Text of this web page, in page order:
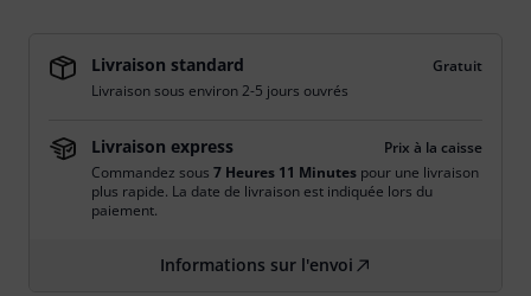
Livraison standard
Gratuit
Livraison sous environ 2-5 jours ouvrés
Livraison express
Prix à la caisse
Commandez sous 7 Heures 11 Minutes pour une livraison
plus rapide. La date de livraison est indiquée lors du
paiement.
Informations sur l'envoi